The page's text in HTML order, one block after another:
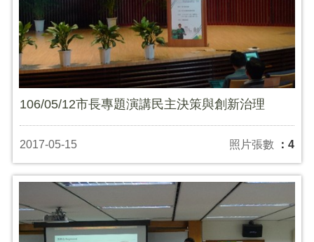
106/05/12市長專題演講民主決策與創新治理
2017-05-15 照片張數 ：4